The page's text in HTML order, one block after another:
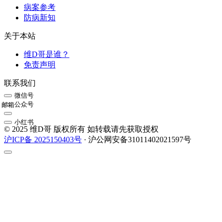
病案参考
防病新知
关于本站
维D哥是谁？
免责声明
联系我们
微信号
公众号
邮箱
小红书
© 2025 维D哥 版权所有 如转载请先获取授权
沪ICP备 2025150403号 · 沪公网安备31011402021597号